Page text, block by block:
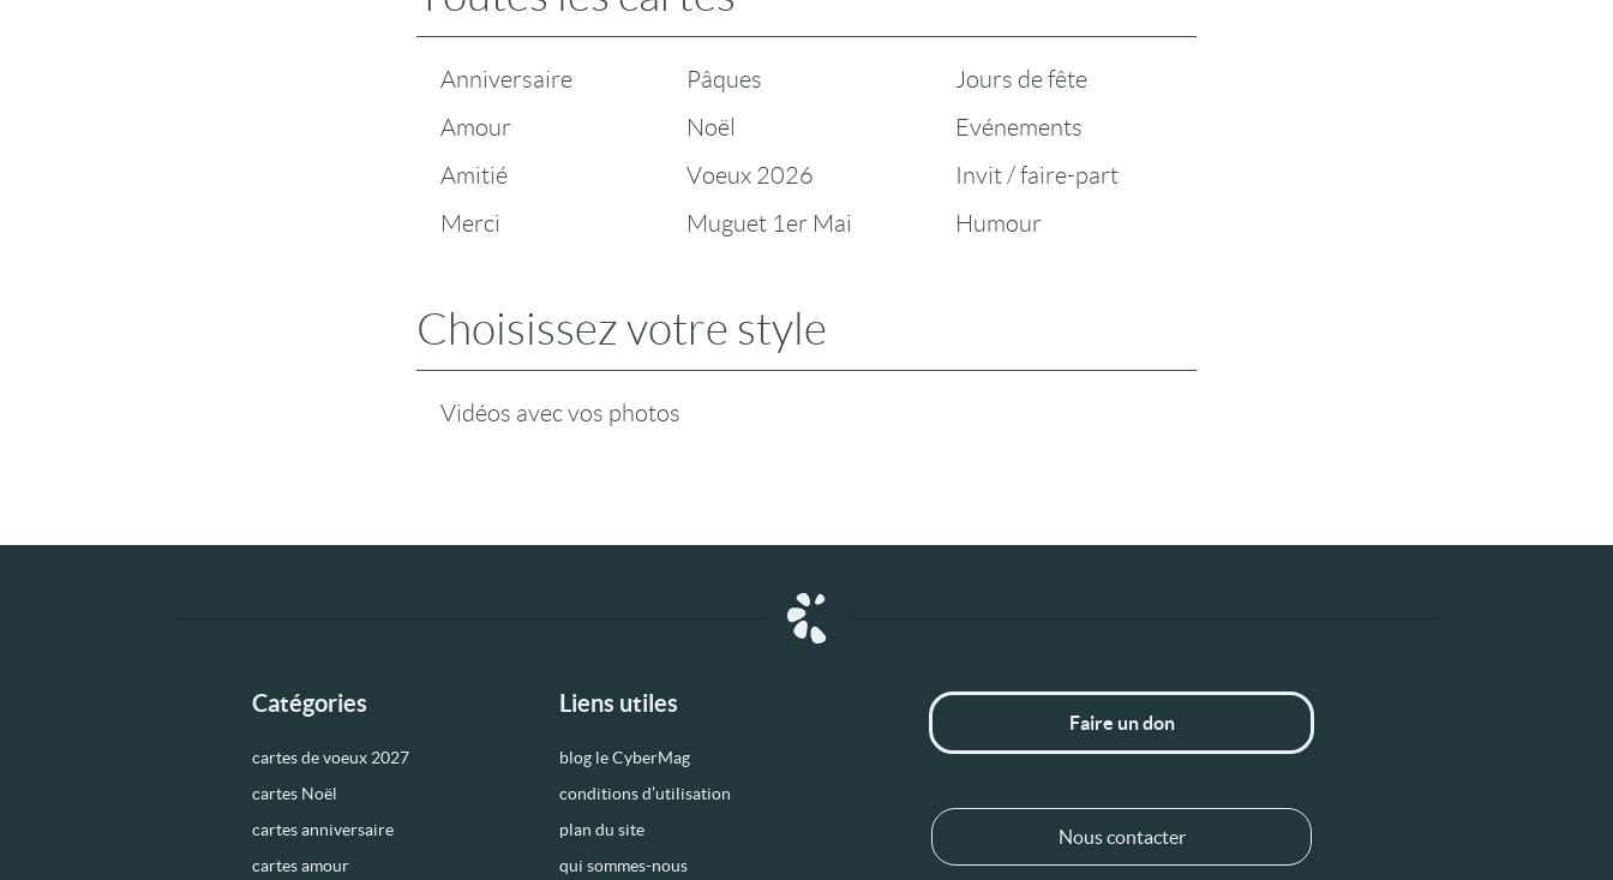
Anniversaire
Amour
Amitié
Merci
Pâques
Noël
Voeux 2026
Muguet 1er Mai
Jours de fête
Evénements
Invit / faire-part
Humour
Choisissez votre style
Vidéos avec vos photos
Catégories
cartes de voeux 2027
cartes Noël
cartes anniversaire
cartes amour
Liens utiles
blog le CyberMag
conditions d’utilisation
plan du site
qui sommes-nous
Faire un don
Nous contacter